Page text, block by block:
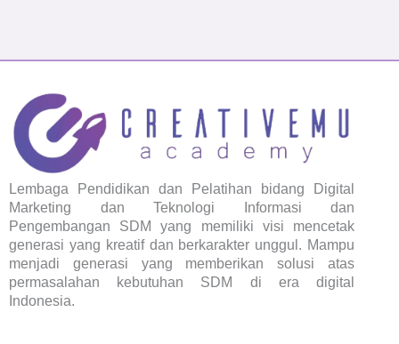
Lembaga Pendidikan dan Pelatihan bidang Digital
Marketing dan Teknologi Informasi dan
Pengembangan SDM yang memiliki visi mencetak
generasi yang kreatif dan berkarakter unggul. Mampu
menjadi generasi yang memberikan solusi atas
permasalahan kebutuhan SDM di era digital
Indonesia.